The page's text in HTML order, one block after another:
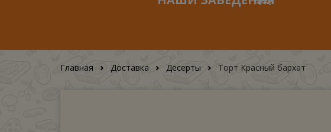
Главная Доставка Десерты Торт Красный бархат